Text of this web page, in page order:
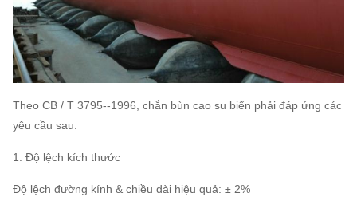
Theo CB / T 3795--1996, chắn bùn cao su biển phải đáp ứng các
yêu cầu sau.
1. Độ lệch kích thước
Độ lệch đường kính & chiều dài hiệu quả: ± 2%